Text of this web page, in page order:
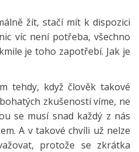
žít, stačí mít k dispozici
víc není potřeba, všechno
je toho zapotřebí. Jak je
tehdy, když člověk takové
zkušeností víme, ne
se musí snad každý z nás
A v takové chvíli už nelze
protože se zkrátka